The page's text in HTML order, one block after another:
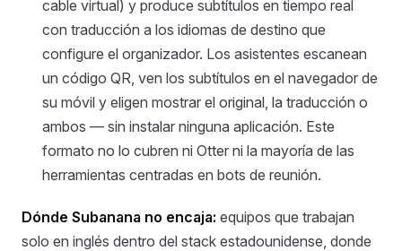
cable virtual) y produce subtítulos en tiempo real
con traducción a los idiomas de destino que
configure el organizador. Los asistentes escanean
un código QR, ven los subtítulos en el navegador de
su móvil y eligen mostrar el original, la traducción o
ambos — sin instalar ninguna aplicación. Este
formato no lo cubren ni Otter ni la mayoría de las
herramientas centradas en bots de reunión.
Dónde Subanana no encaja: equipos que trabajan
solo en inglés dentro del stack estadounidense, donde